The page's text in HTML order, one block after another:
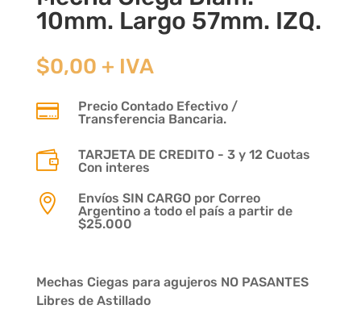
10mm. Largo 57mm. IZQ.
$0,00 + IVA

Precio Contado Efectivo /
Transferencia Bancaria.

TARJETA DE CREDITO - 3 y 12 Cuotas
Con interes

Envíos SIN CARGO por Correo
Argentino a todo el país a partir de
$25.000
Mechas Ciegas para agujeros NO PASANTES
Libres de Astillado